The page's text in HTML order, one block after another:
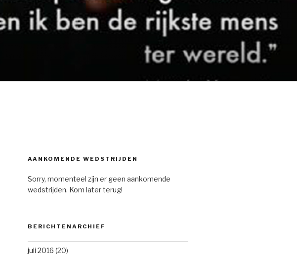
AANKOMENDE WEDSTRIJDEN
Sorry, momenteel zijn er geen aankomende
wedstrijden. Kom later terug!
BERICHTENARCHIEF
juli 2016 (20)